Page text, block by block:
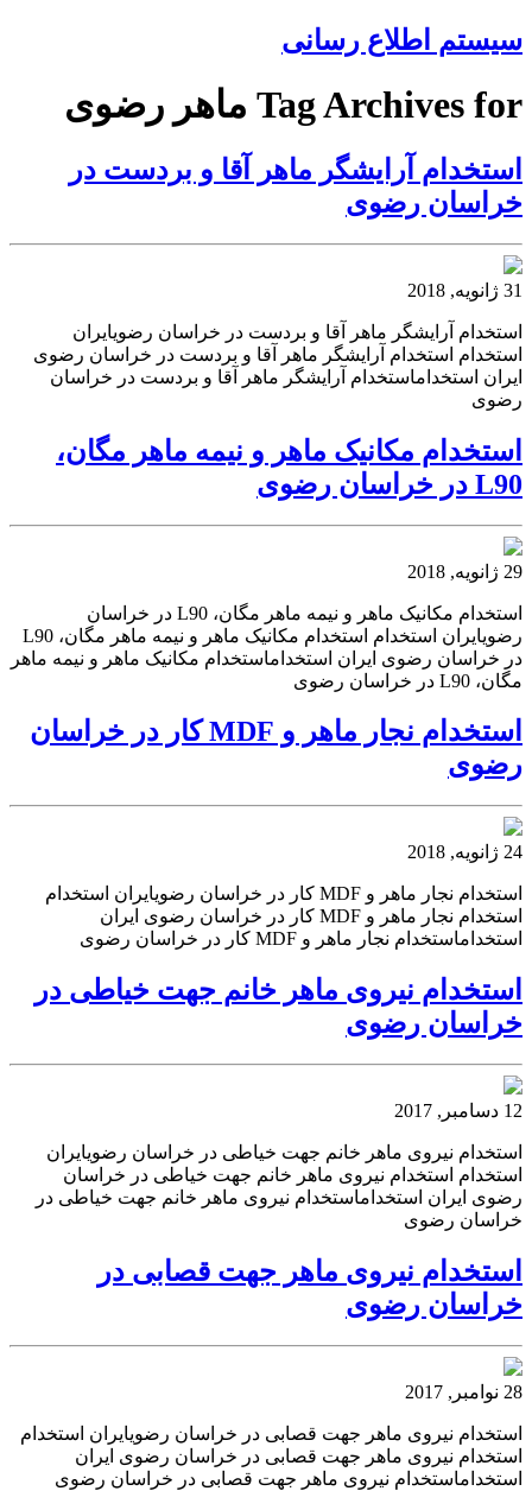
سیستم اطلاع رسانی
Tag Archives for ماهر رضوی
استخدام آرایشگر ماهر آقا و بردست در
خراسان رضوی
31 ژانویه, 2018
استخدام آرایشگر ماهر آقا و بردست در خراسان رضویایران
استخدام استخدام آرایشگر ماهر آقا و بردست در خراسان رضوی
ایران استخداماستخدام آرایشگر ماهر آقا و بردست در خراسان
رضوی
استخدام مکانیک ماهر و نیمه ماهر مگان،
L90 در خراسان رضوی
29 ژانویه, 2018
استخدام مکانیک ماهر و نیمه ماهر مگان، L90 در خراسان
رضویایران استخدام استخدام مکانیک ماهر و نیمه ماهر مگان، L90
در خراسان رضوی ایران استخداماستخدام مکانیک ماهر و نیمه ماهر
مگان، L90 در خراسان رضوی
استخدام نجار ماهر و MDF کار در خراسان
رضوی
24 ژانویه, 2018
استخدام نجار ماهر و MDF کار در خراسان رضویایران استخدام
استخدام نجار ماهر و MDF کار در خراسان رضوی ایران
استخداماستخدام نجار ماهر و MDF کار در خراسان رضوی
استخدام نیروی ماهر خانم جهت خیاطی در
خراسان رضوی
12 دسامبر, 2017
استخدام نیروی ماهر خانم جهت خیاطی در خراسان رضویایران
استخدام استخدام نیروی ماهر خانم جهت خیاطی در خراسان
رضوی ایران استخداماستخدام نیروی ماهر خانم جهت خیاطی در
خراسان رضوی
استخدام نیروی ماهر جهت قصابی در
خراسان رضوی
28 نوامبر, 2017
استخدام نیروی ماهر جهت قصابی در خراسان رضویایران استخدام
استخدام نیروی ماهر جهت قصابی در خراسان رضوی ایران
استخداماستخدام نیروی ماهر جهت قصابی در خراسان رضوی